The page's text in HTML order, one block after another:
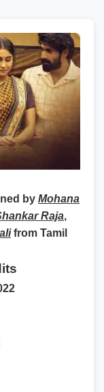
by Mohana
Raja,
from Tamil